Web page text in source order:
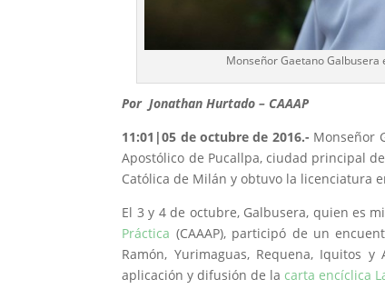
Monseñor Gaetano Galbusera
Por Jonathan Hurtado – CAAAP
11:01|05 de octubre de 2016.- Monseñor
Apostólico de Pucallpa, ciudad principal
Católica de Milán y obtuvo la licenciatura
El 3 y 4 de octubre, Galbusera, quien es
Práctica (CAAAP), participó de un
Ramón, Yurimaguas, Requena, Iquitos
aplicación y difusión de la carta encíclica